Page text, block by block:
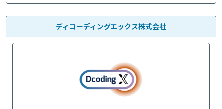
ディコーディングエックス株式会社